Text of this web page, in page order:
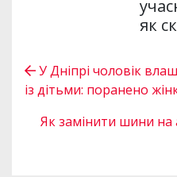
як
У Дніпрі чоловік
із дітьми: поранено
Як замінити шини на